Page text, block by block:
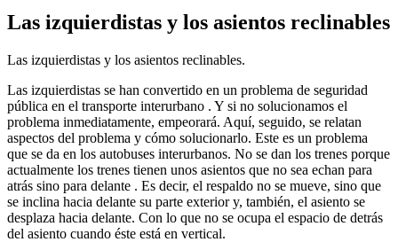
Las izquierdistas y los asientos reclinables
Las izquierdistas y los asientos reclinables.
Las izquierdistas se han convertido en un problema de seguridad
pública en el transporte interurbano . Y si no solucionamos el
problema inmediatamente, empeorará. Aquí, seguido, se relatan
aspectos del problema y cómo solucionarlo. Este es un problema
que se da en los autobuses interurbanos. No se dan los trenes porque
actualmente los trenes tienen unos asientos que no sea echan para
atrás sino para delante . Es decir, el respaldo no se mueve, sino que
se inclina hacia delante su parte exterior y, también, el asiento se
desplaza hacia delante. Con lo que no se ocupa el espacio de detrás
del asiento cuando éste está en vertical.